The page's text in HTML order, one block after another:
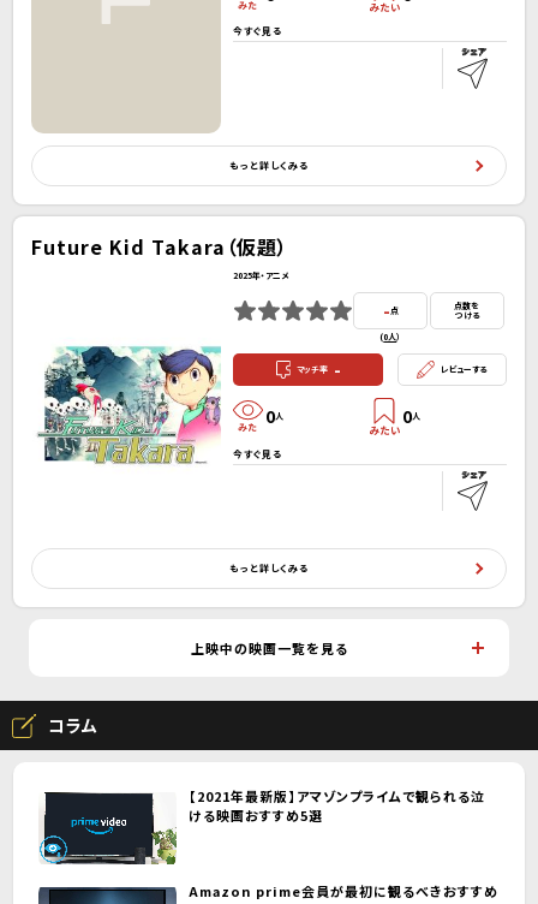
今すぐ見る
もっと詳しくみる
Future Kid Takara（仮題）
2025年・アニメ
-点
(0人）
点数を
つける
マッチ率 - レビューする
0人 0人
今すぐ見る
もっと詳しくみる
上映中の映画一覧を見る
コラム
【2021年最新版】アマゾンプライムで観られる泣
ける映画おすすめ5選
Amazon prime会員が最初に観るべきおすすめ